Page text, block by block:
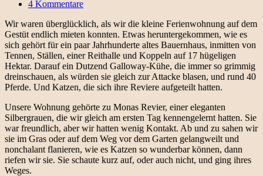
4 Kommentare
Wir waren überglücklich, als wir die kleine Ferienwohnung auf dem
Gestüt endlich mieten konnten. Etwas heruntergekommen, wie es
sich gehört für ein paar Jahrhunderte altes Bauernhaus, inmitten von
Tennen, Ställen, einer Reithalle und Koppeln auf 17 hügeligen
Hektar. Darauf ein Dutzend Galloway-Kühe, die immer so grimmig
dreinschauen, als würden sie gleich zur Attacke blasen, und rund 40
Pferde. Und Katzen, die sich ihre Reviere aufgeteilt hatten.
Unsere Wohnung gehörte zu Monas Revier, einer eleganten
Silbergrauen, die wir gleich am ersten Tag kennengelernt hatten. Sie
war freundlich, aber wir hatten wenig Kontakt. Ab und zu sahen wir
sie im Gras oder auf dem Weg vor dem Garten gelangweilt und
nonchalant flanieren, wie es Katzen so wunderbar können, dann
riefen wir sie. Sie schaute kurz auf, oder auch nicht, und ging ihres
Weges.